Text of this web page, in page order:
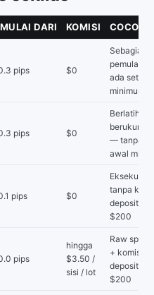
DARI KOMISI COCOK
pips $0
Sebagian
pemula —
ada
minimum
pips $0
Berlatih
berukuran
— tanpa
awal
pips $0
Eksekusi
tanpa
deposit
$200
pips
hingga
$3.50 /
sisi / lot
Raw
+ komisi
deposit
$200